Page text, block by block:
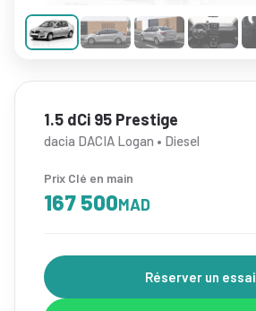
1.5 dCi 95 Prestige
dacia DACIA Logan • Diesel
Prix Clé en main
167 500MAD
Réserver un essai